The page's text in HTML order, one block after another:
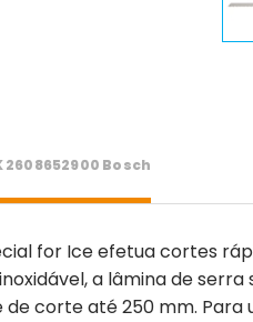
2608652900 Bosch
for Ice efetua cortes
a lâmina de
corte até 250 mm. Para